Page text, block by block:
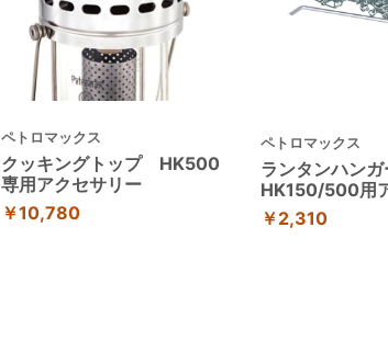
ペトロマックス
クッキングトップ HK500
専用アクセサリー
￥10,780
ペトロマックス
ランタンハン
HK150/500用
￥2,310